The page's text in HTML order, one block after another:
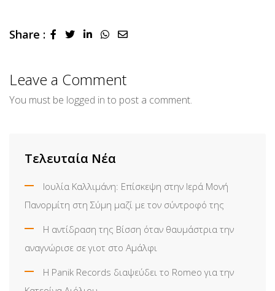
Share : LinkedInWhatsapp
Share
Leave a Comment
You must be logged in to post a comment.
Τελευταία Νέα
Ιουλία Καλλιμάνη: Επίσκεψη στην Ιερά Μονή
Πανορμίτη στη Σύμη μαζί με τον σύντροφό της
Η αντίδραση της Βίσση όταν θαυμάστρια την
αναγνώρισε σε γιοτ στο Αμάλφι
Η Panik Records διαψεύδει το Romeo για την